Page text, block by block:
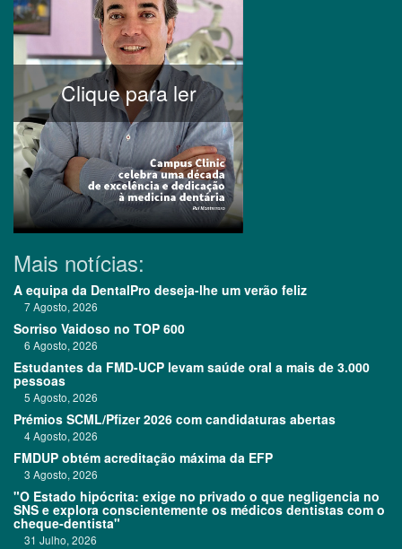
Clique para ler
Mais notícias:
A equipa da DentalPro deseja-lhe um verão feliz
7 Agosto, 2026
Sorriso Vaidoso no TOP 600
6 Agosto, 2026
Estudantes da FMD-UCP levam saúde oral a mais de 3.000
pessoas
5 Agosto, 2026
Prémios SCML/Pfizer 2026 com candidaturas abertas
4 Agosto, 2026
FMDUP obtém acreditação máxima da EFP
3 Agosto, 2026
"O Estado hipócrita: exige no privado o que negligencia no
SNS e explora conscientemente os médicos dentistas com o
cheque-dentista"
31 Julho, 2026